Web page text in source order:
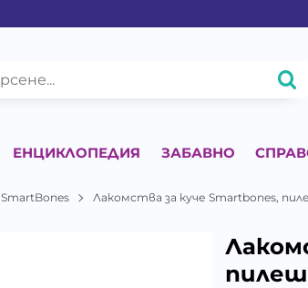
ЕНЦИКЛОПЕДИЯ ЗАБАВНО
SmartBones Лакомства за куче Smartbones,